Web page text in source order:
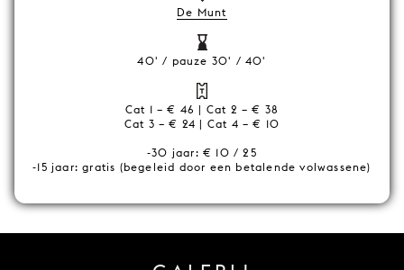
De Munt
40' / pauze 30' / 40'
Cat 1 – € 46 | Cat 2 – € 38
Cat 3 – € 24 | Cat 4 – € 10
-30 jaar: € 10 / 25
-15 jaar: gratis (begeleid door een betalende volwassene)